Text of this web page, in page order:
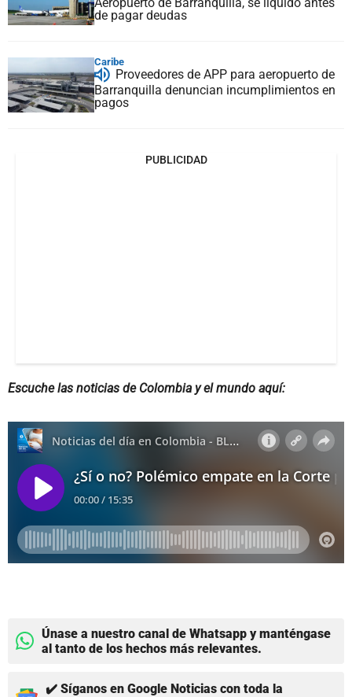
de pagar deudas
Caribe
Proveedores de APP para aeropuerto de
Barranquilla denuncian incumplimientos en
pagos
PUBLICIDAD
Escuche las noticias de Colombia y el mundo aquí:
Únase a nuestro canal de Whatsapp y manténgase
al tanto de los hechos más relevantes.
✔️ Síganos en Google Noticias con toda la